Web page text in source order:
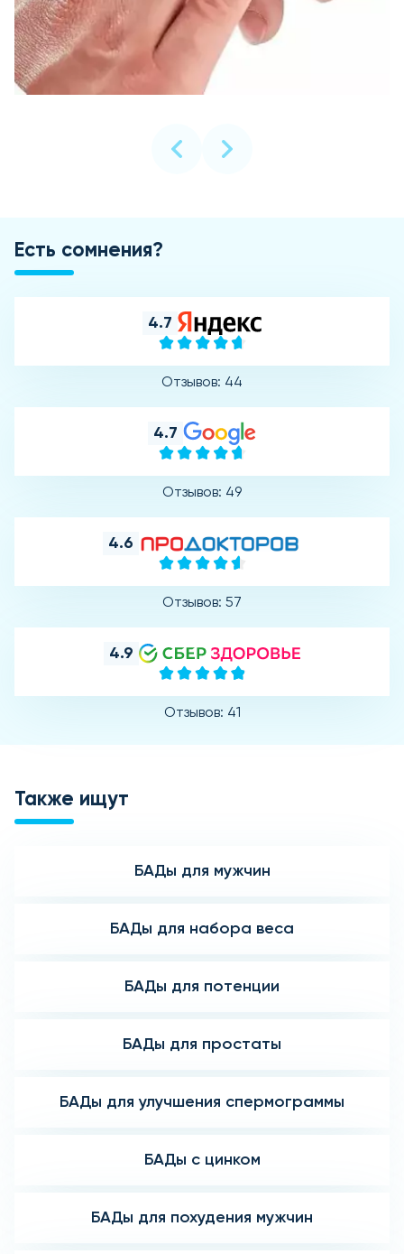
Есть сомнения?
4.7
Отзывов: 44
4.7
Отзывов: 49
4.6
Отзывов: 57
4.9
Отзывов: 41
Также ищут
БАДы для мужчин
БАДы для набора веса
БАДы для потенции
БАДы для простаты
БАДы для улучшения спермограммы
БАДы с цинком
БАДы для похудения мужчин